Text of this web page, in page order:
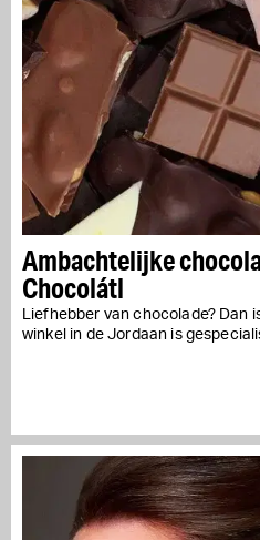
Ambachtelijke
Chocolátl
Liefhebber van chocolade? Dan
winkel in de Jordaan is